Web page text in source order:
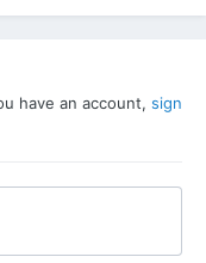
have an account, sign